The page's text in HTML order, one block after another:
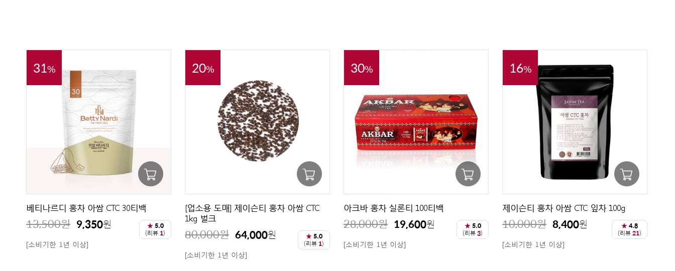
31%
베티나르디 홍차 아쌈 CTC 30티백
13,500원 9,350원 ★5.0
(리뷰 1)
[소비기한 1년 이상]
20%
[업소용 도매] 제이슨티 홍차 아쌈 CTC
1kg 벌크
80,000원 64,000원 ★5.0
(리뷰 1)
[소비기한 1년 이상]
30%
아크바 홍차 실론티 100티백
28,000원 19,600원 ★5.0
(리뷰3)
[소비기한 1년 이상]
16%
제이슨티 홍차 아쌈 CTC 잎차 100g
10,000원 8,400원 ★4.8
(리뷰21)
[소비기한 1년 이상]